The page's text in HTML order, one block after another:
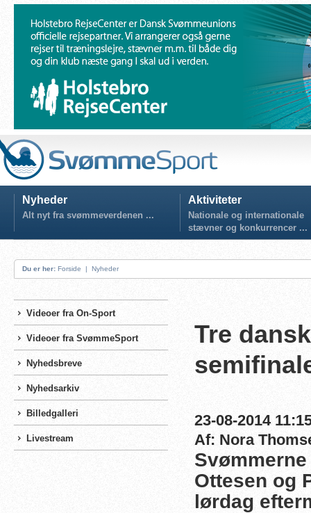
Nyheder
Alt nyt fra svømmeverdenen ...
Aktiviteter
Nationale og internationale
stævner og konkurrencer ...
Du er her: Forside | Nyheder
Videoer fra On-Sport
Videoer fra SvømmeSport
Nyhedsbreve
Nyhedsarkiv
Billedgalleri
Livestream
Tre
23-08-2014
Af: Nora
Ottesen og
lørdag